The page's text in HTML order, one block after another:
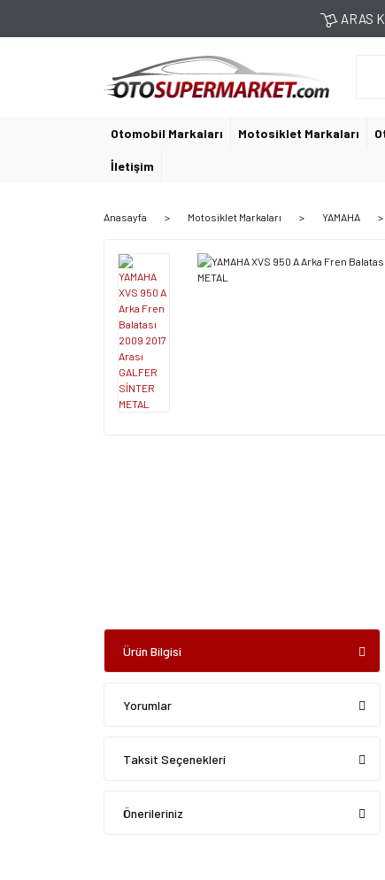
ARAS
Otomobil Markaları Motosiklet Markaları
İletişim
Anasayfa Motosiklet Markaları YAMAHA
Ürün Bilgisi
Yorumlar
Taksit Seçenekleri
Önerileriniz